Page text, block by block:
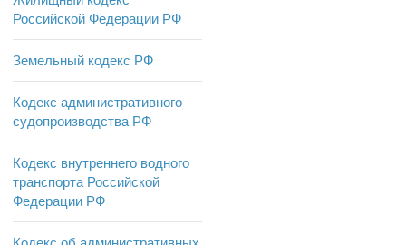
Российской Федерации РФ
Земельный кодекс РФ
Кодекс административного
судопроизводства РФ
Кодекс внутреннего водного
транспорта Российской
Федерации РФ